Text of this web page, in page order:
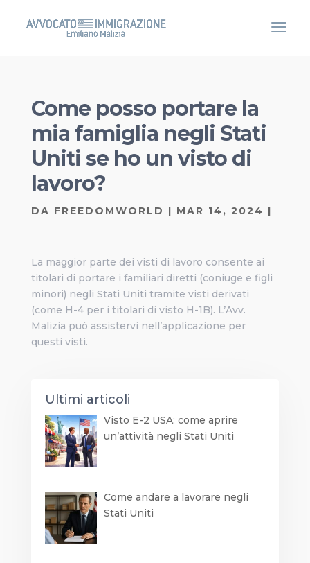
Come posso portare la
mia famiglia negli Stati
Uniti se ho un visto di
lavoro?
DA FREEDOMWORLD | MAR 14, 2024 |
La maggior parte dei visti di lavoro consente ai
titolari di portare i familiari diretti (coniuge e figli
minori) negli Stati Uniti tramite visti derivati
(come H-4 per i titolari di visto H-1B). L’Avv.
Malizia può assistervi nell’applicazione per
questi visti.
Ultimi articoli
Visto E-2 USA: come aprire
un’attività negli Stati Uniti
Come andare a lavorare negli
Stati Uniti